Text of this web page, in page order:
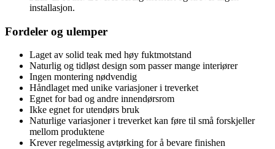
installasjon.
Fordeler og ulemper
Laget av solid teak med høy fuktmotstand
Naturlig og tidløst design som passer mange interiører
Ingen montering nødvendig
Håndlaget med unike variasjoner i treverket
Egnet for bad og andre innendørsrom
Ikke egnet for utendørs bruk
Naturlige variasjoner i treverket kan føre til små forskjeller
mellom produktene
Krever regelmessig avtørking for å bevare finishen